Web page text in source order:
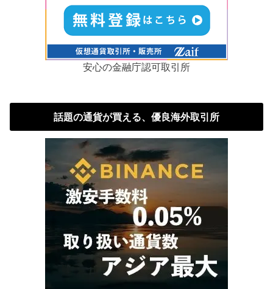
安心の金融庁認可取引所
話題の通貨が買える、優良海外取引所